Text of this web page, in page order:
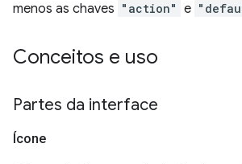
menos as chaves "action" e
Conceitos e uso
Partes da interface
Ícone